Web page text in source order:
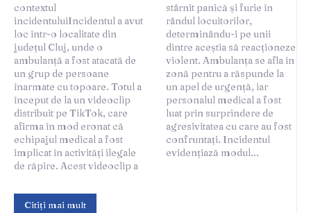
contextul
incidentuluiIncidentul a avut
loc într-o localitate din
județul Cluj, unde o
ambulanță a fost atacată de
un grup de persoane
înarmate cu topoare. Totul a
început de la un videoclip
distribuit pe TikTok, care
afirma în mod eronat că
echipajul medical a fost
implicat în activități ilegale
de răpire. Acest videoclip a
stârnit panică și furie în
rândul locuitorilor,
determinându-i pe unii
dintre aceștia să reacționeze
violent. Ambulanța se afla în
zonă pentru a răspunde la
un apel de urgență, iar
personalul medical a fost
luat prin surprindere de
agresivitatea cu care au fost
confruntați. Incidentul
evidențiază modul...
Citiți mai mult